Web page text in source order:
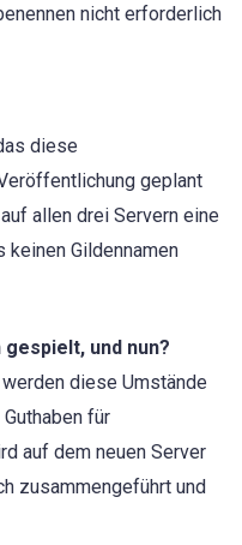
nicht erforderlich
diese
geplant
allen drei Servern eine
keinen Gildennamen
und nun?
diese Umstände
für
auf dem neuen Server
zusammengeführt und